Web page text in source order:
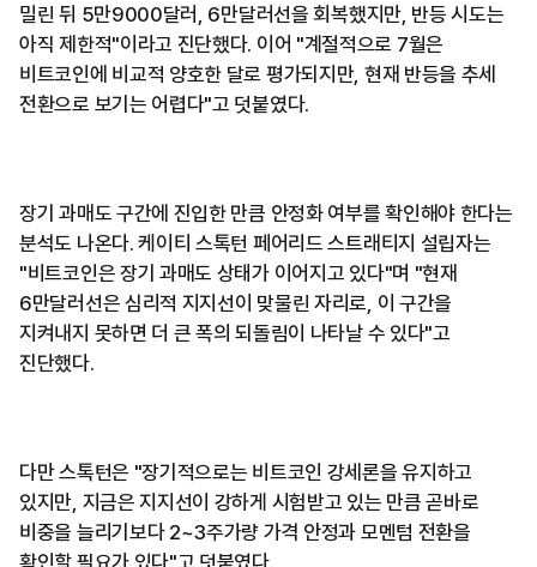
밀린 뒤 5만9000달러, 6만달러선을 회복했지만, 반등 시도는
아직 제한적"이라고 진단했다. 이어 "계절적으로 7월은
비트코인에 비교적 양호한 달로 평가되지만, 현재 반등을 추세
전환으로 보기는 어렵다"고 덧붙였다.
장기 과매도 구간에 진입한 만큼 안정화 여부를 확인해야 한다는
분석도 나온다. 케이티 스톡턴 페어리드 스트래티지 설립자는
"비트코인은 장기 과매도 상태가 이어지고 있다"며 "현재
6만달러선은 심리적 지지선이 맞물린 자리로, 이 구간을
지켜내지 못하면 더 큰 폭의 되돌림이 나타날 수 있다"고
진단했다.
다만 스톡턴은 "장기적으로는 비트코인 강세론을 유지하고
있지만, 지금은 지지선이 강하게 시험받고 있는 만큼 곧바로
비중을 늘리기보다 2~3주가량 가격 안정과 모멘텀 전환을
확인할 필요가 있다"고 덧붙였다.